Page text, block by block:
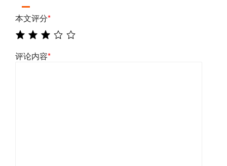
本文评分*
评论内容*